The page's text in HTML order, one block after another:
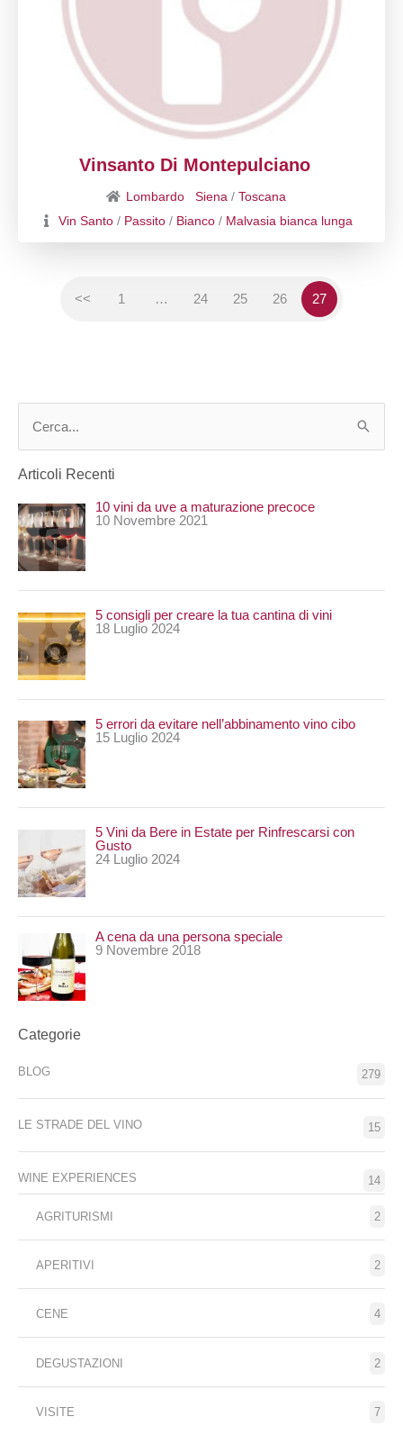
Vinsanto Di Montepulciano
Lombardo Siena / Toscana
Vin Santo / Passito / Bianco / Malvasia bianca lunga
<< 1 … 24 25 26 27
c
a
:
Articoli Recenti
10 vini da uve a maturazione precoce
10 Novembre 2021
5 consigli per creare la tua cantina di vini
18 Luglio 2024
5 errori da evitare nell’abbinamento vino cibo
15 Luglio 2024
5 Vini da Bere in Estate per Rinfrescarsi con
Gusto
24 Luglio 2024
A cena da una persona speciale
9 Novembre 2018
Categorie
BLOG 279
LE STRADE DEL VINO 15
WINE EXPERIENCES 14
AGRITURISMI 2
APERITIVI 2
CENE 4
DEGUSTAZIONI 2
VISITE 7